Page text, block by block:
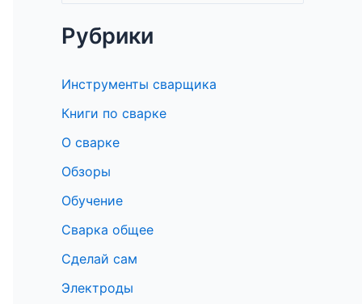
и
к
:
Рубрики
Инструменты сварщика
Книги по сварке
О сварке
Обзоры
Обучение
Сварка общее
Сделай сам
Электроды